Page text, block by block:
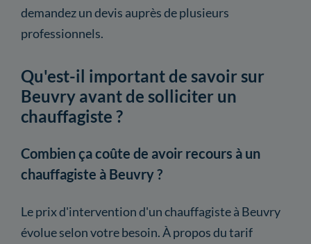
demandez un devis auprès de plusieurs
professionnels.
Qu'est-il important de savoir sur
Beuvry avant de solliciter un
chauffagiste ?
Combien ça coûte de avoir recours à un
chauffagiste à Beuvry ?
Le prix d'intervention d'un chauffagiste à Beuvry
évolue selon votre besoin. À propos du tarif